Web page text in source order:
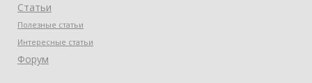
Статьи
Полезные статьи
Интересные статьи
Форум